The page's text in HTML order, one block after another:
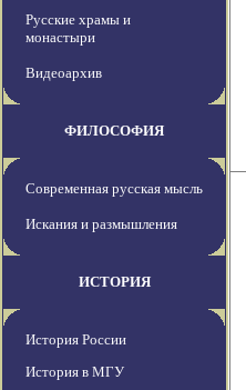
Русские храмы и
монастыри
Видеоархив
ФИЛОСОФИЯ
Современная русская мысль
Искания и размышления
ИСТОРИЯ
История России
История в МГУ